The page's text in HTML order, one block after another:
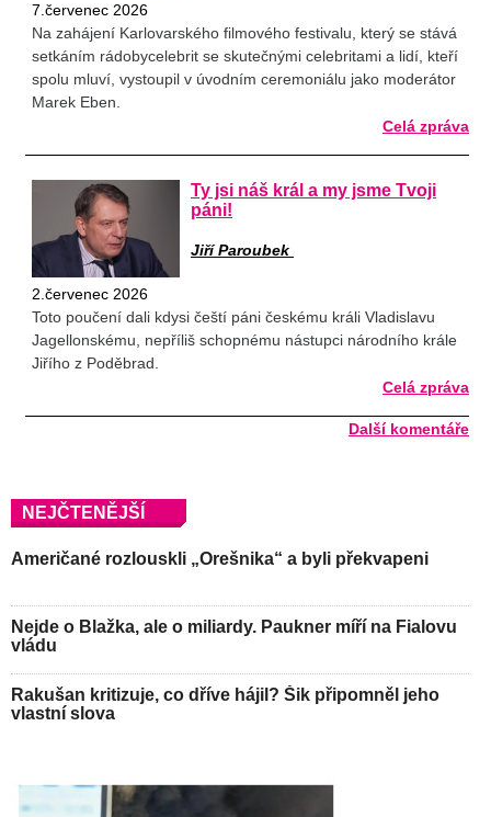
7.červenec 2026
Na zahájení Karlovarského filmového festivalu, který se stává
setkáním rádobycelebrit se skutečnými celebritami a lidí, kteří
spolu mluví, vystoupil v úvodním ceremoniálu jako moderátor
Marek Eben.
Celá zpráva
Ty jsi náš král a my jsme Tvoji
páni!
Jiří Paroubek
2.červenec 2026
Toto poučení dali kdysi čeští páni českému králi Vladislavu
Jagellonskému, nepříliš schopnému nástupci národního krále
Jiřího z Poděbrad.
Celá zpráva
Další komentáře
NEJČTENĚJŠÍ
Američané rozlouskli „Orešnika“ a byli překvapeni
Nejde o Blažka, ale o miliardy. Paukner míří na Fialovu
vládu
Rakušan kritizuje, co dříve hájil? Šik připomněl jeho
vlastní slova